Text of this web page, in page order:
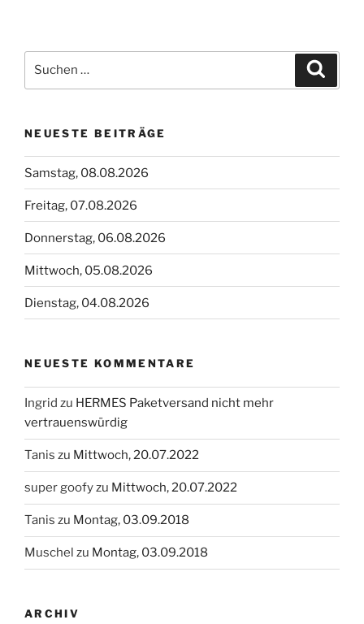
nach:
NEUESTE BEITRÄGE
Samstag, 08.08.2026
Freitag, 07.08.2026
Donnerstag, 06.08.2026
Mittwoch, 05.08.2026
Dienstag, 04.08.2026
NEUESTE KOMMENTARE
Ingrid zu HERMES Paketversand nicht mehr
vertrauenswürdig
Tanis zu Mittwoch, 20.07.2022
super goofyzu Mittwoch, 20.07.2022
Tanis zu Montag, 03.09.2018
Muschel zu Montag, 03.09.2018
ARCHIV